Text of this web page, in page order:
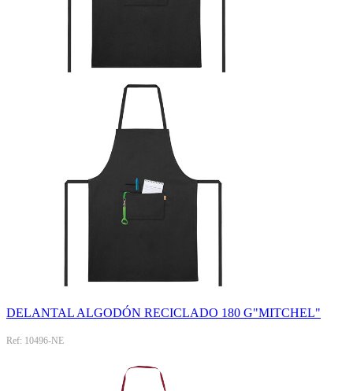
DELANTAL ALGODÓN RECICLADO 180 G"MITCHEL"
Ref: 10496-NE